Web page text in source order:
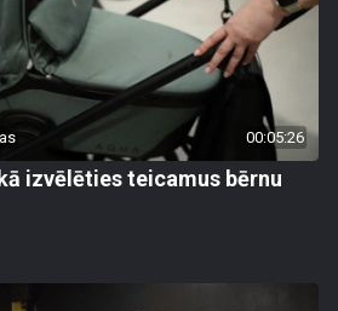
00:05:26
izvēlēties teicamus bērnu